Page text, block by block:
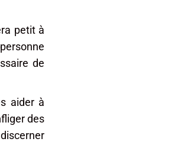
petit à
de
aider à
des